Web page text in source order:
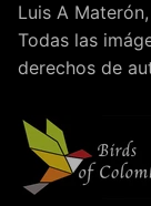
Luis A
Todas las
derechos de